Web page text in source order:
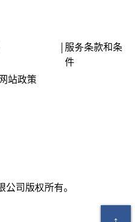
站政策
服务条款和条
件
|
司版权所有。